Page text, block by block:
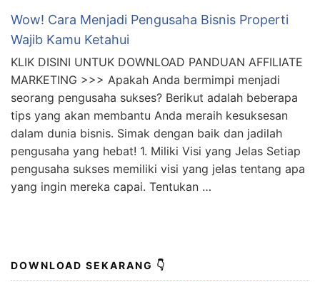
Wow! Cara Menjadi Pengusaha Bisnis Properti
Wajib Kamu Ketahui
KLIK DISINI UNTUK DOWNLOAD PANDUAN AFFILIATE
MARKETING >>> Apakah Anda bermimpi menjadi
seorang pengusaha sukses? Berikut adalah beberapa
tips yang akan membantu Anda meraih kesuksesan
dalam dunia bisnis. Simak dengan baik dan jadilah
pengusaha yang hebat! 1. Miliki Visi yang Jelas Setiap
pengusaha sukses memiliki visi yang jelas tentang apa
yang ingin mereka capai. Tentukan …
DOWNLOAD SEKARANG 👇